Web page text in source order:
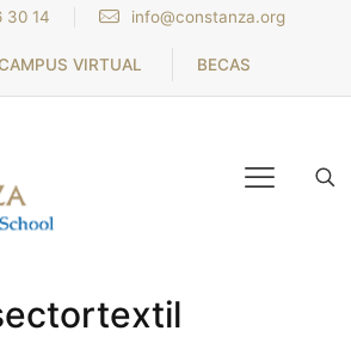
30 14 info@constanza.org
VIRTUAL BECAS